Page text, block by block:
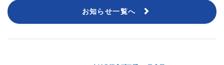
お知らせ一覧へ